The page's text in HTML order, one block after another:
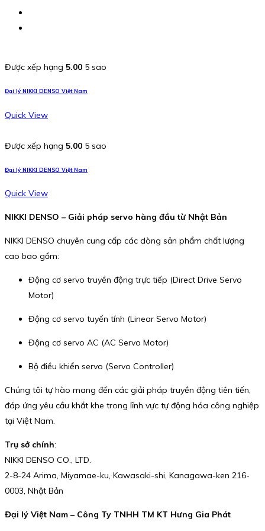
Được xếp hạng 5.00 5 sao
Đại lý NIKKI DENSO Việt Nam
Quick View
Được xếp hạng 5.00 5 sao
Đại lý NIKKI DENSO Việt Nam
Quick View
NIKKI DENSO – Giải pháp servo hàng đầu từ Nhật Bản
NIKKI DENSO chuyên cung cấp các dòng sản phẩm chất lượng
cao bao gồm:
Động cơ servo truyền động trực tiếp (Direct Drive Servo
Motor)
Động cơ servo tuyến tính (Linear Servo Motor)
Động cơ servo AC (AC Servo Motor)
Bộ điều khiển servo (Servo Controller)
Chúng tôi tự hào mang đến các giải pháp truyền động tiên tiến,
đáp ứng yêu cầu khắt khe trong lĩnh vực tự động hóa công nghiệp
tại Việt Nam.
Trụ sở chính:
NIKKI DENSO CO., LTD.
2-8-24 Arima, Miyamae-ku, Kawasaki-shi, Kanagawa-ken 216-
0003, Nhật Bản
Đại lý Việt Nam – Công Ty TNHH TM KT Hưng Gia Phát